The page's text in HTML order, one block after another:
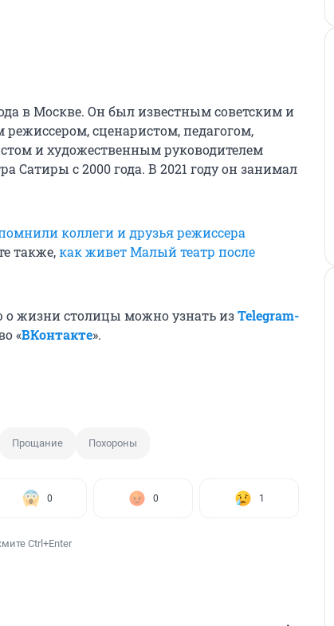
в Москве. Он был известным советским и
сценаристом, педагогом,
и художественным руководителем
Сатиры с 2000 года. В 2021 году он занимал
коллеги и друзья режиссера
также,как живет Малый театр после
жизни столицы можно узнать изTelegram-
«ВКонтакте».
Прощание Похороны
0 0 1
Ctrl+Enter